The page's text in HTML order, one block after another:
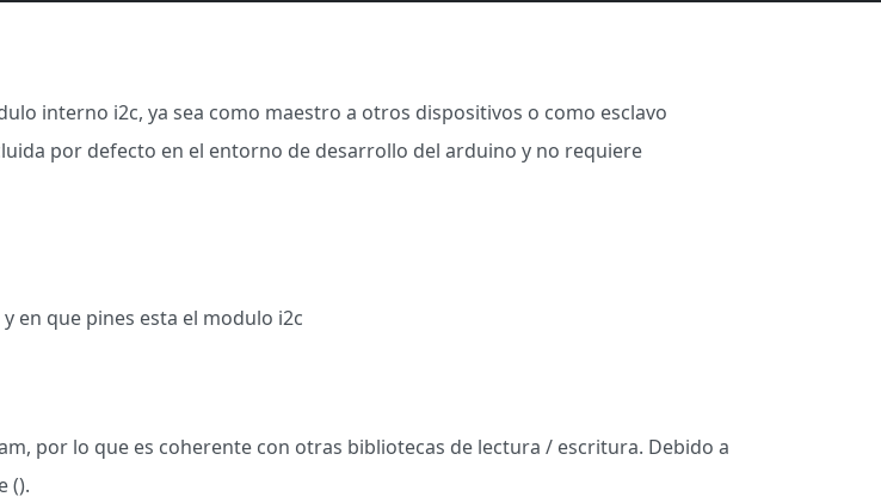
interno i2c, ya sea como maestro a otros dispositivos o como esclavo
por defecto en el entorno de desarrollo del arduino y no requiere
en que pines esta el modulo i2c
por lo que es coherente con otras bibliotecas de lectura / escritura. Debido a
().